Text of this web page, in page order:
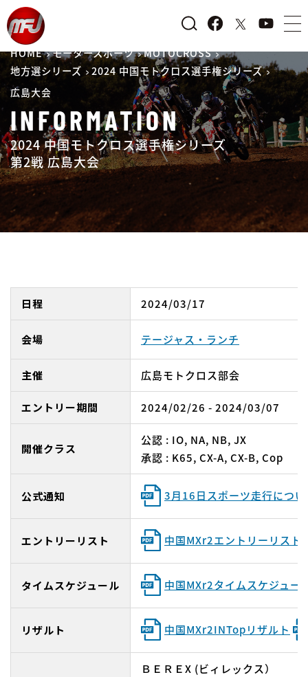
HOME モータースポーツ
MOTOCROSS
地方選シリーズ
2024 中国モトクロス選手権シリーズ
広島大会
INFORMATION
2024 中国モトクロス選手権シリーズ
第2戦 広島大会
日程 2024/03/17
会場 テージャス・ランチ
主催 広島モトクロス部会
エントリー期間 2024/02/26 - 2024/03/07
開催クラス
公認 : IO, NA, NB, JX
承認 : K65, CX-A, CX-B, Cop
公式通知 3月16日スポーツ走行につ
エントリーリスト 中国MXr2エントリーリスト
タイムスケジュール 中国MXr2タイムスケジュー
リザルト 中国MXr2INTopリザルト
ＢＥＲＥX (ビィレックス）